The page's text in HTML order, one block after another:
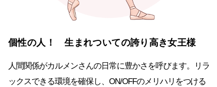
個性の人！ 生まれついての誇り高き女王様
人間関係がカルメンさんの日常に豊かさを呼びます。リラ
ックスできる環境を確保し、ON/OFFのメリハリをつける